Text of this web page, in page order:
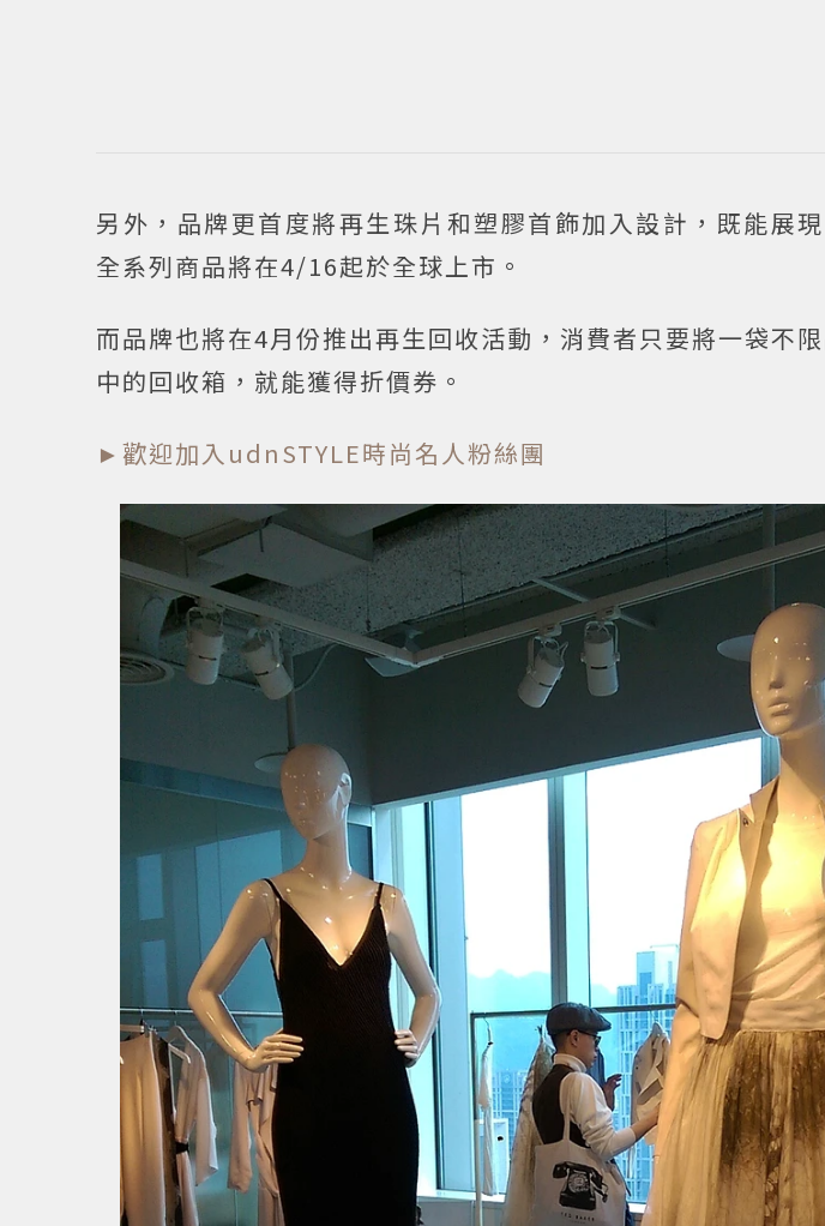
另外，品牌更首度將再生珠片和塑膠首飾加入設計，既能展
全系列商品將在4/16起於全球上市。
而品牌也將在4月份推出再生回收活動，消費者只要將一袋不
中的回收箱，就能獲得折價券。
►歡迎加入udnSTYLE時尚名人粉絲團